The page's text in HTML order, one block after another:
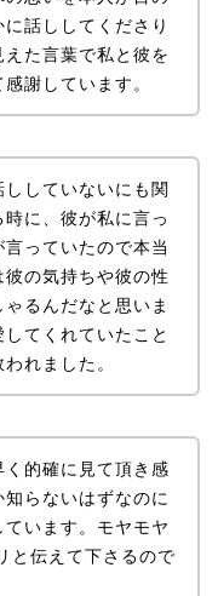
話ししてくださり
た言葉で私と彼を
謝しています。
していないにも関
に、彼が私に言っ
っていたので本当
の気持ちや彼の性
るんだなと思いま
てくれていたこと
れました。
的確に見て頂き感
らないはずなのに
います。モヤモヤ
と伝えて下さるので